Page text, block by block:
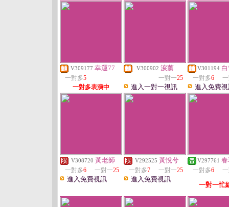
V309177 幸運77
一對多5
一對多表演中
V300902 淚薰
一對一25
進入一對一視訊
V301194
一對多6
進入免費
V308720 黃老師
一對多6 一對一25
進入免費視訊
V292525 黃悅兮
一對多7 一對一25
進入免費視訊
V297761
一對多6
一對一忙